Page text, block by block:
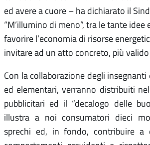
ed avere a cuore – ha dichiarato il
“M’illumino di meno”, tra le tante idee
favorire l’economia di risorse
invitare ad un atto concreto, più valido
Con la collaborazione degli
ed elementari, verranno distribuiti
pubblicitari ed il “decalogo delle
illustra a noi consumatori dieci
sprechi ed, in fondo, contribuire a